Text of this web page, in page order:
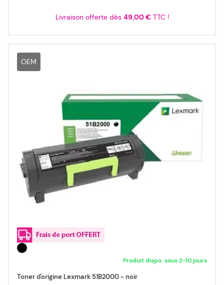
Livraison offerte dès 49,00 €TTC !
OEM
Produit dispo. sous 2-10 jours
Toner d'origine Lexmark 51B2000 - noir